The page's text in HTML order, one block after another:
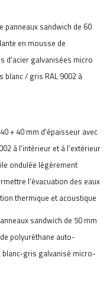
panneaux sandwich de 60
en mousse de
d'acier galvanisées micro
/ gris RAL 9002 à
+ 40 mm d'épaisseur avec
à l'intérieur et à l'extérieur
ondulée légèrement
l'évacuation des eaux
thermique et acoustique
sandwich de 50 mm
polyuréthane auto-
blanc-gris galvanisé micro-